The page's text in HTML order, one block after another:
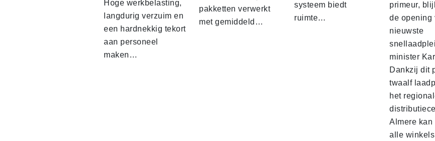
Hoge werkbelasting,
langdurig verzuim en
een hardnekkig tekort
aan personeel
maken…
pakketten verwerkt
met gemiddeld…
systeem biedt
ruimte…
primeur,
de opening
nieuwste
minister
Dankzij dit
twaalf
het
Almere
alle